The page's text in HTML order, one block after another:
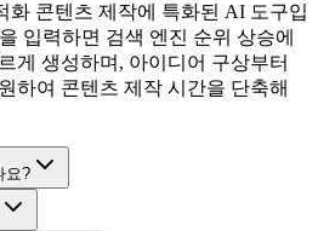
화 콘텐츠 제작에 특화된 AI 도구입
입력하면 검색 엔진 순위 상승에
게 생성하며, 아이디어 구상부터
하여 콘텐츠 제작 시간을 단축해
요?